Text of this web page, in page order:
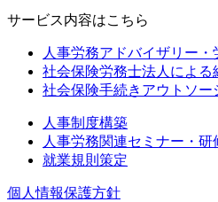
サービス内容はこちら
人事労務アドバイザリー
社会保険労務士法人によ
社会保険手続きアウトソー
人事制度構築
人事労務関連セミナー・研
就業規則策定
個人情報保護方針